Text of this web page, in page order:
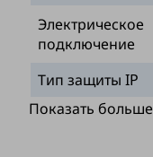
Электрическое
подключение
Тип защиты IP
Показать больше